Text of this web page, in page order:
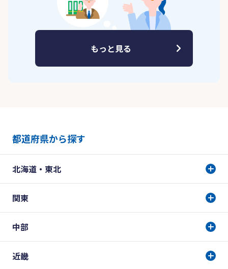
もっと見る
都道府県から探す
北海道・東北
関東
中部
近畿